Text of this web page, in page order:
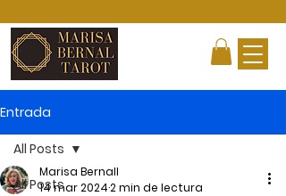
Entrada
All Posts
All Posts
Marisa Bernall
14 mar 20242 min de lectura